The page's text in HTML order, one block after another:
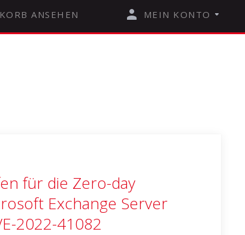
ANSEHEN MEIN KONTO
für die Zero-day
Exchange Server
2022-41082